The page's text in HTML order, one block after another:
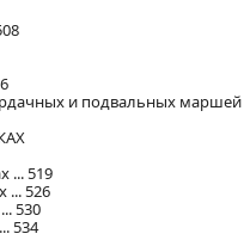
и подвальных маршей
... 519
... 526
530
534